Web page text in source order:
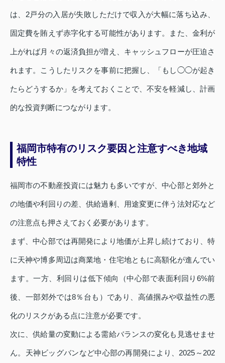
は、2戸分の入居が失敗しただけで収入が大幅に落ち込み、
固定費を賄えず赤字化する可能性があります。また、金利が
上がれば月々の返済負担が増え、キャッシュフローが圧迫さ
れます。こうしたリスクを事前に把握し、「もし◯◯が起き
たらどうするか」を考えておくことで、不安を軽減し、計画
的な投資判断につながります。
福岡市特有のリスク要因と注意すべき地域
特性
福岡市の不動産投資には魅力も多いですが、中心部と郊外と
の地価や利回りの差、供給過剰、用途変更に伴う法対応など
の注意点も押さえておく必要があります。
まず、中心部では再開発により地価が上昇し続けており、特
に天神や博多周辺は商業地・住宅地ともに高額化が進んでい
ます。一方、利回りは低下傾向（中心部で表面利回り6%前
後、一部郊外では8％台も）であり、高値掴みや収益性の悪
化のリスクがある点に注意が必要です。
次に、供給量の変動による需給バランスの変化も見逃せませ
ん。天神ビッグバンなど中心部の再開発により、2025～202